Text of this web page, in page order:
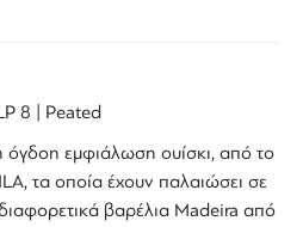
8 | Peated
όγδοη εμφιάλωση ουίσκι, από το
, τα οποία έχουν παλαιώσει σε
βαρέλια Madeira από